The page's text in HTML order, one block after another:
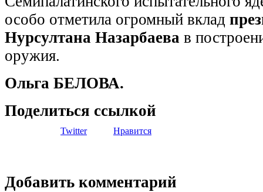
особо отметила огромный вклад
Нурсултана Назарбаева в
оружия.
Ольга БЕЛОВА.
Поделиться ссылкой
Twitter Нравится
Добавить комментарий